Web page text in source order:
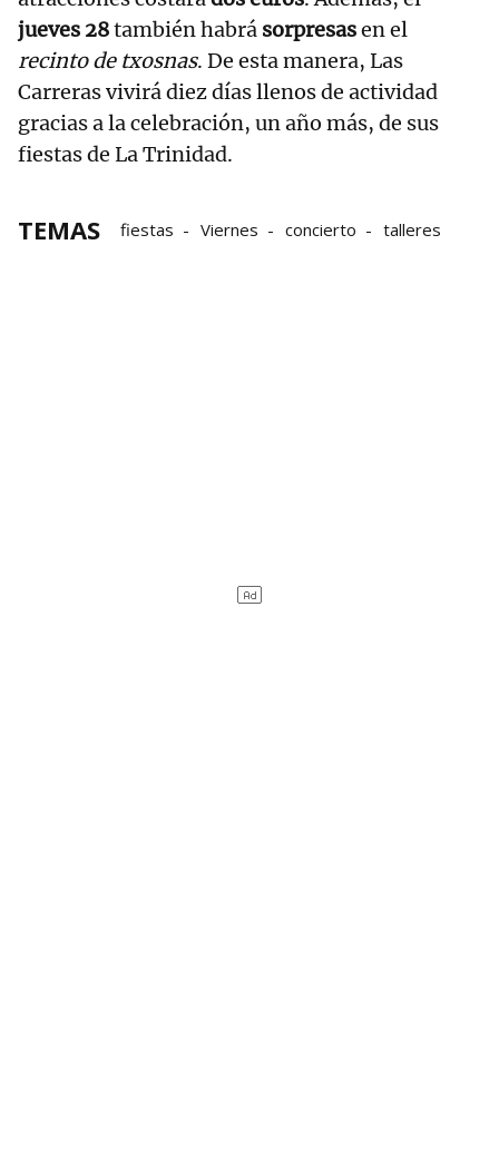
jueves 28también habrá sorpresasen el
recinto de txosnas. De esta manera, Las
Carreras vivirá diez días llenos de actividad
gracias a la celebración, un año más, de sus
fiestas de La Trinidad.
TEMAS fiestas Viernes concierto talleres